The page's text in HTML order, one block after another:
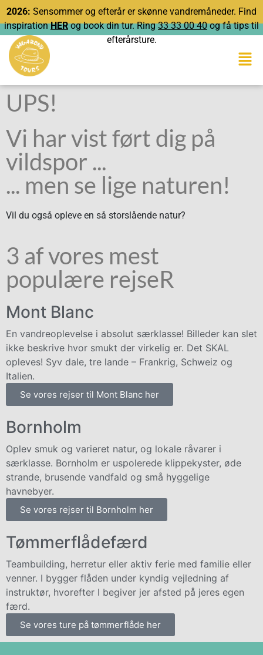
2026: Sensommer og efterår er skønne vandremåneder. Find
inspiration HERog book din tur. Ring33 33 00 40 og få tips til
efterårsture.
UPS!
Vi har vist ført dig på
vildspor ...
... men se lige naturen!
Vil du også opleve en så storslående natur?
3 af vores mest
populære rejseR
Mont Blanc
En vandreoplevelse i absolut særklasse! Billeder kan slet
ikke beskrive hvor smukt der virkelig er. Det SKAL
opleves! Syv dale, tre lande – Frankrig, Schweiz og
Italien.
Se vores rejser til Mont Blanc her
Bornholm
Oplev smuk og varieret natur, og lokale råvarer i
særklasse. Bornholm er uspolerede klippekyster, øde
strande, brusende vandfald og små hyggelige
havnebyer.
Se vores rejser til Bornholm her
Tømmerflådefærd
Teambuilding, herretur eller aktiv ferie med familie eller
venner. I bygger flåden under kyndig vejledning af
instruktør, hvorefter I begiver jer afsted på jeres egen
færd.
Se vores ture på tømmerflåde her